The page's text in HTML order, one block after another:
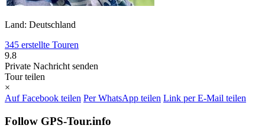
Land: Deutschland
345 erstellte Touren
9.8
Private Nachricht senden
Tour teilen
×
Auf Facebook teilen Per WhatsApp teilen Link per E-Mail teilen
Follow GPS-Tour.info